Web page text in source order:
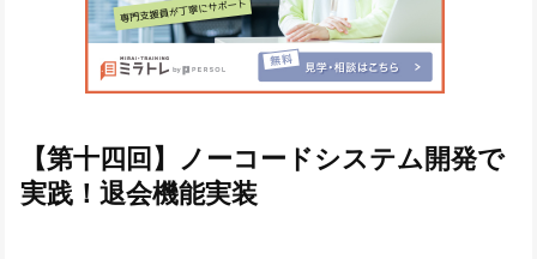
【第十四回】ノーコードシステム開発で
実践！退会機能実装